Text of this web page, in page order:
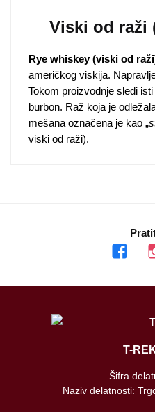
Viski od raži
Rye whiskey (viski od
američkog viskija.
Tokom proizvodnje sledi
burbon. Raž koja je
mešana označena je kao „
viski od raži).
facebook
T-
Šifra
Naziv delatnosti: